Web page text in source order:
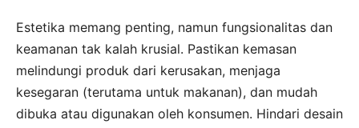
Estetika memang penting, namun fungsionalitas dan
keamanan tak kalah krusial. Pastikan kemasan
melindungi produk dari kerusakan, menjaga
kesegaran (terutama untuk makanan), dan mudah
dibuka atau digunakan oleh konsumen. Hindari desain